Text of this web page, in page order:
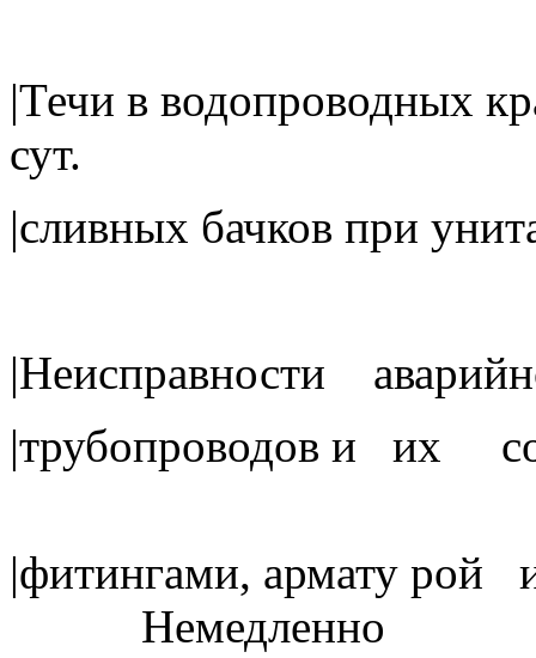
|Течи в
сут.
|сливных
|Неисправности
|трубопроводов
|фитингами, армату